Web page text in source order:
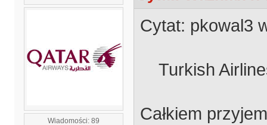
Wiadomości: 89
Cytat: pkowal3
Turkish
Całkiem